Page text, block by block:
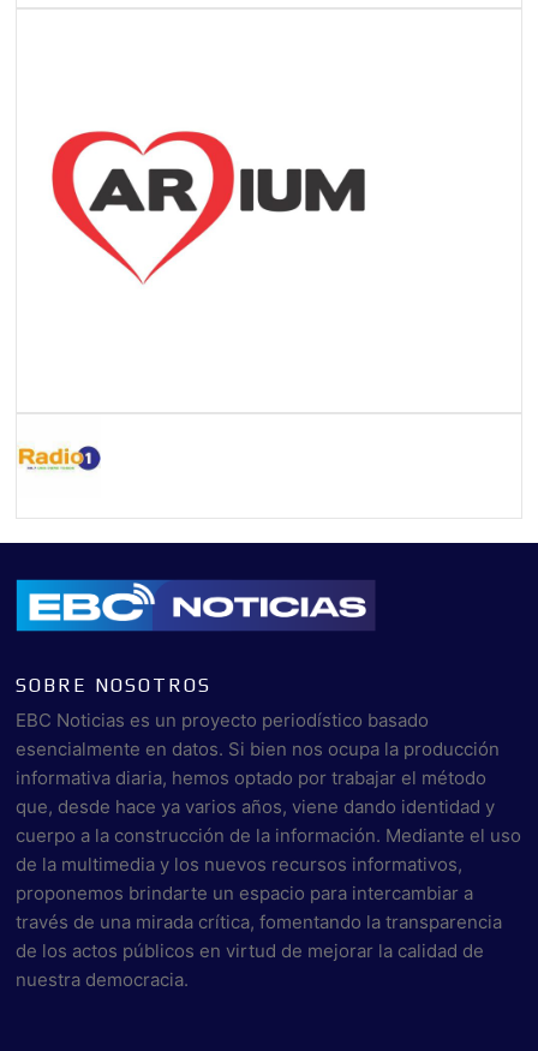
SOBRE NOSOTROS
EBC Noticias es un proyecto periodístico basado
esencialmente en datos. Si bien nos ocupa la producción
informativa diaria, hemos optado por trabajar el método
que, desde hace ya varios años, viene dando identidad y
cuerpo a la construcción de la información. Mediante el uso
de la multimedia y los nuevos recursos informativos,
proponemos brindarte un espacio para intercambiar a
través de una mirada crítica, fomentando la transparencia
de los actos públicos en virtud de mejorar la calidad de
nuestra democracia.